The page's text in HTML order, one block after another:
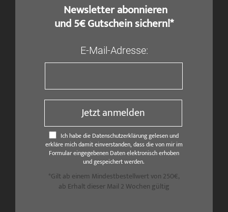
​ Newsletter abonnieren
und 5€ Gutschein sichern!*
E-Mail-Adresse:
Jetzt anmelden
Ich habe die Datenschutzerklärung gelesen und
erkläre mich damit einverstanden, dass die von mir im
Formular eingegebenen Daten elektronisch erhoben
und gespeichert werden.
*Gilt ab einem Mindestbestellwert von 250€,
ab Erhalt dieser Mail 2 Wochen gültig